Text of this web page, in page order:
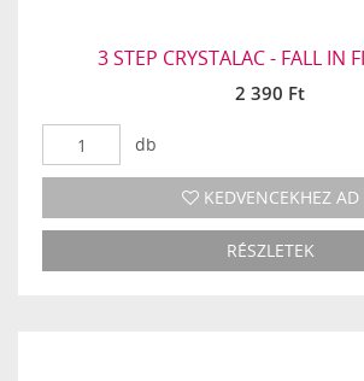
3 STEP CRYSTALAC - FALL IN
2 390 Ft
db
KEDVENCEKHEZ AD
RÉSZLETEK